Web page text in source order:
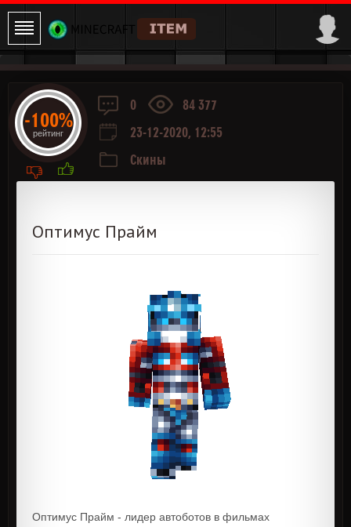
0
84 377
23-12-2020, 12:55
Скины
Оптимус Прайм
Оптимус Прайм - лидер автоботов в фильмах
-100%
рейтинг